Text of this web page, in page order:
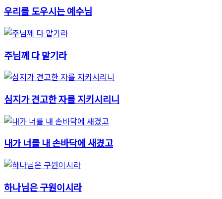
우리를 도우시는 예수님
주님께 다 맡기라
심지가 견고한 자를 지키시리니
내가 너를 내 손바닥에 새겼고
하나님은 구원이시라